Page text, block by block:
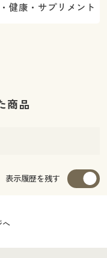
健康・サプリメント
商品
表示履歴を残す
へ